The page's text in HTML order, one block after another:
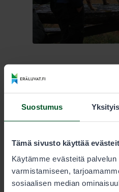
Suostumus
Tämä sivusto käyttää
Käytämme evästeitä
varmistamiseen,
sosiaalisen median
10.6.2026
Metsästys
Länsi-Lapin
torstaina 11.6.
Kanalinnustuksen
myyntiin 8.–12. kesäkuuta
Torstaina myyntiin tulevat
Muonion, Pellon,